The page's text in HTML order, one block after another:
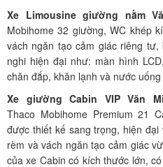
Xe Limousine giường nằm
Mobihome 32 giường, WC khép
vách ngăn tạo cảm giác riêng
nghi hiện đại như: màn hình
chăn đắp, khăn lạnh và nước
Xe giường Cabin VIP Văn
Thaco Mobihome Premium 21
được thiết kế sang trọng, hiện
rèm và vách ngăn tạo cảm giác
của xe Cabin có kích thước lớn,